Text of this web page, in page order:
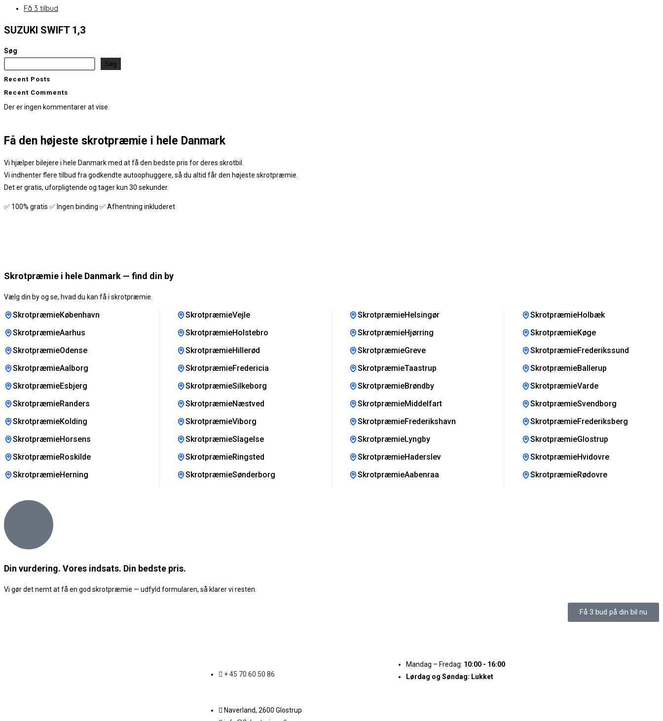
Få 3 tilbud
SUZUKI SWIFT 1,3
Søg
Søg
Recent Posts
Recent Comments
Der er ingen kommentarer at vise.
Få den højeste skrotpræmie i hele Danmark
Vi hjælper bilejere i hele Danmark med at få den bedste pris for deres skrotbil.
Vi indhenter flere tilbud fra godkendte autoophuggere, så du altid får den højeste skrotpræmie.
Det er gratis, uforpligtende og tager kun 30 sekunder.
✅ 100% gratis ✅ Ingen binding ✅ Afhentning inkluderet
Skrotpræmie i hele Danmark — find din by
Vælg din by og se, hvad du kan få i skrotpræmie.
SkrotpræmieKøbenhavn
SkrotpræmieAarhus
SkrotpræmieOdense
SkrotpræmieAalborg
SkrotpræmieEsbjerg
SkrotpræmieRanders
SkrotpræmieKolding
SkrotpræmieHorsens
SkrotpræmieRoskilde
SkrotpræmieHerning
SkrotpræmieVejle
SkrotpræmieHolstebro
SkrotpræmieHillerød
SkrotpræmieFredericia
SkrotpræmieSilkeborg
SkrotpræmieNæstved
SkrotpræmieViborg
SkrotpræmieSlagelse
SkrotpræmieRingsted
SkrotpræmieSønderborg
SkrotpræmieHelsingør
SkrotpræmieHjørring
SkrotpræmieGreve
SkrotpræmieTaastrup
SkrotpræmieBrøndby
SkrotpræmieMiddelfart
SkrotpræmieFrederikshavn
SkrotpræmieLyngby
SkrotpræmieHaderslev
SkrotpræmieAabenraa
SkrotpræmieHolbæk
SkrotpræmieKøge
SkrotpræmieFrederikssund
SkrotpræmieBallerup
SkrotpræmieVarde
SkrotpræmieSvendborg
SkrotpræmieFrederiksberg
SkrotpræmieGlostrup
SkrotpræmieHvidovre
SkrotpræmieRødovre
Din vurdering. Vores indsats. Din bedste pris.
Vi gør det nemt at få en god skrotpræmie — udfyld formularen, så klarer vi resten.
Få 3 bud på din bil nu
+ 45 70 60 50 86
Naverland, 2600 Glostrup
Mandag – Fredag: 10:00 - 16:00
Lørdag og Søndag: Lukket